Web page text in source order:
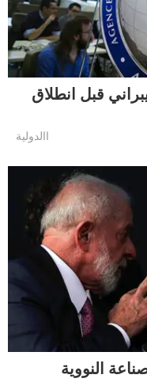
قبل انطلاق
االدولية
النووية